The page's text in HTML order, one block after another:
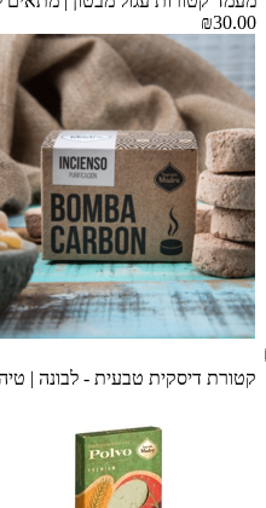
₪30.00
קטורת דיסקית טבעית - לבונה |